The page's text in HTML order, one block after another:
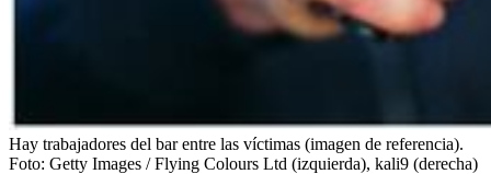
Hay trabajadores del bar entre las víctimas (imagen de referencia).
Foto: Getty Images / Flying Colours Ltd (izquierda), kali9 (derecha)